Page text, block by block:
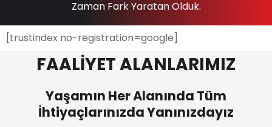
Zaman Fark Yaratan Olduk.
[trustindex no-registration=google]
FAALİYET ALANLARIMIZ
Yaşamın Her Alanında Tüm
İhtiyaçlarınızda Yanınızdayız